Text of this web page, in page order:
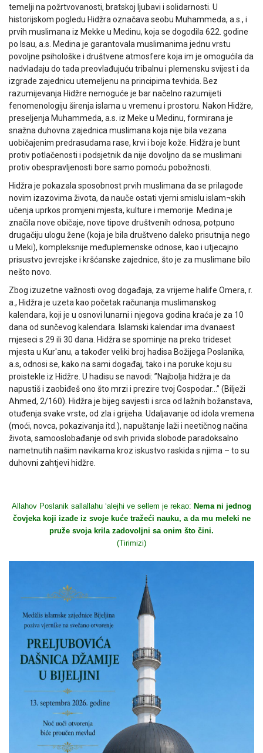
temelji na požrtvovanosti, bratskoj ljubavi i solidarnosti. U
historijskom pogledu Hidžra označava seobu Muhammeda, a.s., i
prvih muslimana iz Mekke u Medinu, koja se dogodila 622. godine
po Isau, a.s. Medina je garantovala muslimanima jednu vrstu
povoljne psihološke i društvene atmosfere koja im je omogućila da
nadvladaju do tada preovlađujuću tribalnu i plemensku svijest i da
izgrade zajednicu utemeljenu na principima tevhida. Bez
razumijevanja Hidžre nemoguće je bar načelno razumijeti
fenomenologiju širenja islama u vremenu i prostoru. Nakon Hidžre,
preseljenja Muhammeda, a.s. iz Meke u Medinu, formirana je
snažna duhovna zajednica muslimana koja nije bila vezana
uobičajenim predrasudama rase, krvi i boje kože. Hidžra je bunt
protiv potlačenosti i podsjetnik da nije dovoljno da se muslimani
protiv obespravljenosti bore samo pomoću pobožnosti.
Hidžra je pokazala sposobnost prvih muslimana da se prilagode
novim izazovima života, da nauče ostati vjerni smislu islam¬skih
učenja uprkos promjeni mjesta, kulture i memorije. Medina je
značila nove običaje, nove tipove društvenih odnosa, potpuno
drugačiju ulogu žene (koja je bila društveno daleko prisutnija nego
u Meki), kompleksnije međuplemenske odnose, kao i utjecajno
prisustvo jevrejske i kršćanske zajednice, što je za muslimane bilo
nešto novo.
Zbog izuzetne važnosti ovog događaja, za vrijeme halife Omera, r.
a., Hidžra je uzeta kao početak računanja muslimanskog
kalendara, koji je u osnovi lunarni i njegova godina kraća je za 10
dana od sunčevog kalendara. Islamski kalendar ima dvanaest
mjeseci s 29 ili 30 dana. Hidžra se spominje na preko trideset
mjesta u Kur'anu, a također veliki broj hadisa Božijega Poslanika,
a.s, odnosi se, kako na sami događaj, tako i na poruke koju su
proistekle iz Hidžre. U hadisu se navodi: ”Najbolja hidžra je da
napustiš i zaobiđeš ono što mrzi i prezire tvoj Gospodar…” (Bilježi
Ahmed, 2/160). Hidžra je bijeg savjesti i srca od lažnih božanstava,
otuđenja svake vrste, od zla i grijeha. Udaljavanje od idola vremena
(moći, novca, pokazivanja itd.), napuštanje laži i neetičnog načina
života, samooslobađanje od svih privida slobode paradoksalno
nametnutih našim navikama kroz iskustvo raskida s njima – to su
duhovni zahtjevi hidžre.
Allahov Poslanik sallallahu ‘alejhi ve sellem je rekao: Nema ni jednog
čovjeka koji izađe iz svoje kuće tražeći nauku, a da mu meleki ne
pruže svoja krila zadovoljni sa onim što čini.
(Tirimizi)